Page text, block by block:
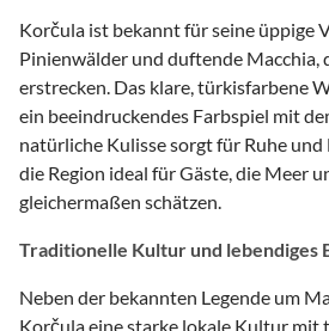
Korčula ist bekannt für seine üppige
Pinienwälder und duftende Macchia,
erstrecken. Das klare, türkisfarbene
ein beeindruckendes Farbspiel mit
natürliche Kulisse sorgt für Ruhe
die Region ideal für Gäste, die Meer
gleichermaßen schätzen.
Traditionelle Kultur und lebendiges
Neben der bekannten Legende um
Korčula eine starke lokale Kultur mit